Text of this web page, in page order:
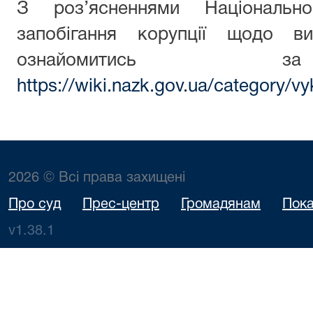
З роз’ясненнями
запобігання корупції щодо
ознайомитись
https://wiki.nazk.gov.ua/category/
2026 © Всі права захищені
Про суд Прес-центр Громадянам
v1.38.1